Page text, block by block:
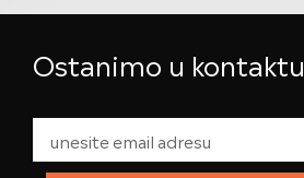
Ostanimo u kontaktu